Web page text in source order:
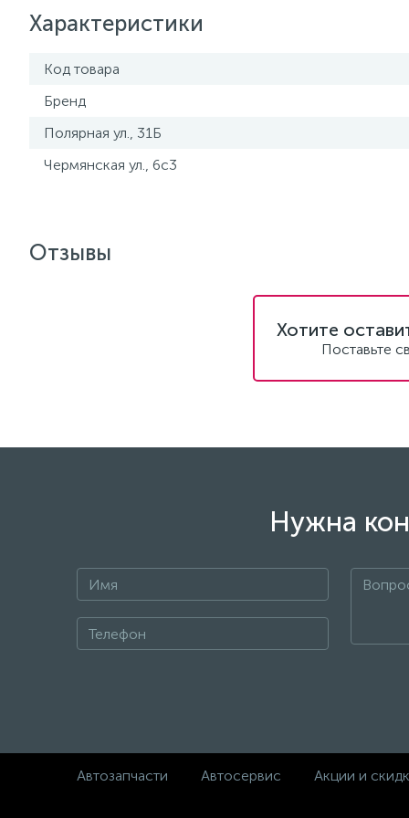
Характеристики
Код товара
Бренд
Полярная ул., 31Б
Чермянская ул., 6с3
Отзывы
Хотите
Поставьте
615-045)